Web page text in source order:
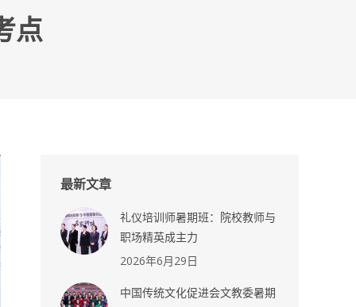
点
最新文章
礼仪培训师暑期班：院校教师与
职场精英成主力
2026年6月29日
中国传统文化促进会文教委暑期